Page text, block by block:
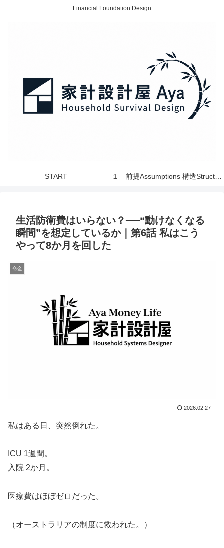
Financial Foundation Design
START
生活防衛費はいらない？──“動けなくなる
瞬間”を想定しているか｜第6話 私はこう
やって8か月を回した
命金
2026.02.27
私はある日、突然倒れた。
ICU 1週間。
入院 2か月。
医療費はほぼゼロだった。
（オーストラリアの制度に救われた。）